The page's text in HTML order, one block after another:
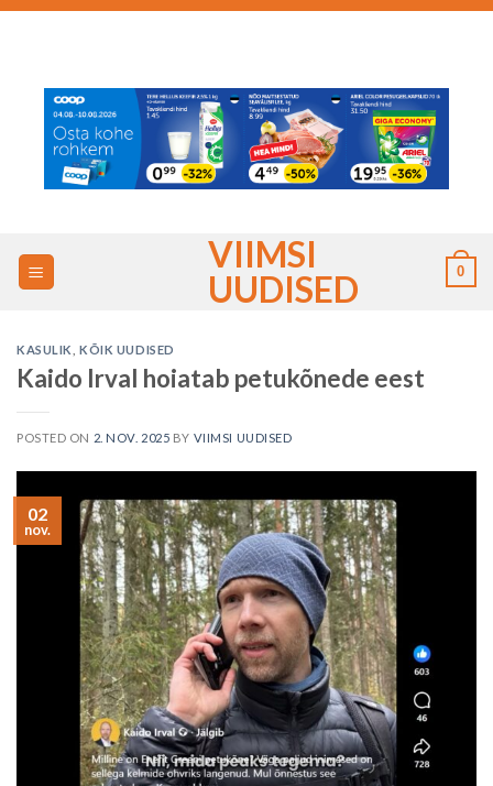
Skip
VIIMSI
UUDISED
0
KASULIK ,KÕIK UUDISED
Kaido Irval hoiatab petukõnede eest
POSTED ON 2. NOV. 2025 BY VIIMSI UUDISED
02
nov.